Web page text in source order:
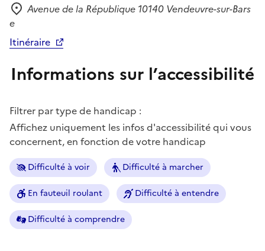
Adresse
Avenue de la République 10140 Vendeuvre-sur-Bars
e
Itinéraire
Informations sur l’accessibilité
Filtrer par type de handicap :
Affichez uniquement les infos d'accessibilité qui vous
concernent, en fonction de votre handicap
Difficulté à voir Difficulté à marcher
En fauteuil roulant Difficulté à entendre
Difficulté à comprendre